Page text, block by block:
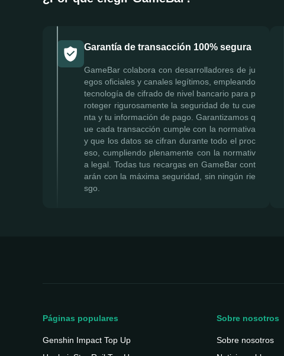
Garantía de transacción 100% segura
GameBar colabora con desarrolladores de ju
egos oficiales y canales legítimos, empleando
tecnología de cifrado de nivel bancario para p
roteger rigurosamente la seguridad de tu cue
nta y tu información de pago. Garantizamos q
ue cada transacción cumple con la normativa
y que los datos se cifran durante todo el proc
eso, cumpliendo plenamente con la normativ
a legal. Todas tus recargas en GameBar cont
arán con la máxima seguridad, sin ningún rie
sgo.
Páginas populares
Genshin Impact Top Up
Sobre nosotros
Sobre nosotros